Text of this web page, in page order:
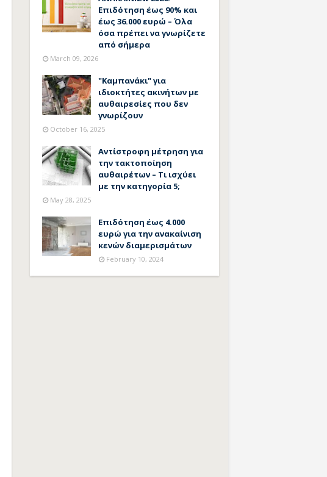
Επιδότηση έως 90% και
έως 36.000 ευρώ – Όλα
όσα πρέπει να γνωρίζετε
από σήμερα
March 09, 2026
"Καμπανάκι" για
ιδιοκτήτες ακινήτων με
αυθαιρεσίες που δεν
γνωρίζουν
October 16, 2025
Αντίστροφη μέτρηση για
την τακτοποίηση
αυθαιρέτων – Τι ισχύει
με την κατηγορία 5;
May 28, 2025
Επιδότηση έως 4.000
ευρώ για την ανακαίνιση
κενών διαμερισμάτων
February 10, 2024